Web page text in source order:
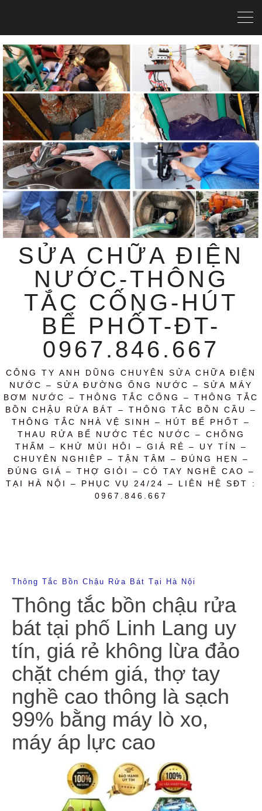
SỬA CHỮA ĐIỆN
NƯỚC-THÔNG
TẮC CỐNG-HÚT
BỂ PHỐT-ĐT-
0967.846.667
CÔNG TY ANH DŨNG CHUYÊN SỬA CHỮA ĐIỆN
NƯỚC – SỬA ĐƯỜNG ỐNG NƯỚC – SỬA MÁY
BƠM NƯỚC – THÔNG TẮC CỐNG – THÔNG TẮC
BỒN CHẬU RỬA BÁT – THÔNG TẮC BỒN CẦU –
THÔNG TẮC NHÀ VỆ SINH – HÚT BỂ PHỐT –
THAU RỬA BỂ NƯỚC TÉC NƯỚC – CHỐNG
THẤM – KHỬ MÙI HÔI – GIÁ RẺ – UY TÍN –
CHUYÊN NGHIỆP – TẬN TÂM – ĐÚNG HẸN –
ĐÚNG GIÁ – THỢ GIỎI – CÓ TAY NGHỀ CAO –
TẠI HÀ NỘI – PHỤC VỤ 24/24 – LIÊN HỆ SĐT :
0967.846.667
Thông Tắc Bồn Chậu Rửa Bát Tại Hà Nội
Thông tắc bồn chậu rửa
bát tại phố Linh Lang uy
tín, giá rẻ không lừa đảo
chặt chém giá, thợ tay
nghề cao thông là sạch
99% bằng máy lò xo,
máy áp lực cao